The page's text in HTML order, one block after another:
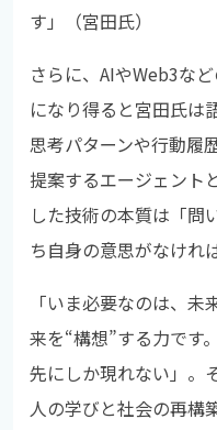
す」（宮田氏）
さらに、AIやWeb3な
になり得ると宮田氏は
思考パターンや行動履
提案するエージェント
した技術の本質は「問
ち自身の意思がなけれ
「いま必要なのは、
来を“構想”する力です
先にしか現れない」。
人の学びと社会の再構